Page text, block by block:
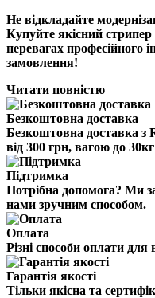
Не відкладайте
Купуйте якісний стрипер
перевагах професійного
замовлення!
Читати повністю
Безкоштовна доставка
Безкоштовна доставка
від 300 грн, вагою до
Підтримка
Потрібна допомога? Ми
нами зручним способом.
Оплата
Різні способи оплати
Гарантія якості
Тільки якісна та